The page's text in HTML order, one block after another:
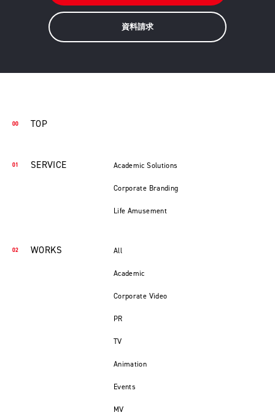
資料請求
TOP
SERVICE Academic Solutions
Corporate Branding
Life Amusement
WORKS All
Academic
Corporate Video
PR
TV
Animation
Events
MV